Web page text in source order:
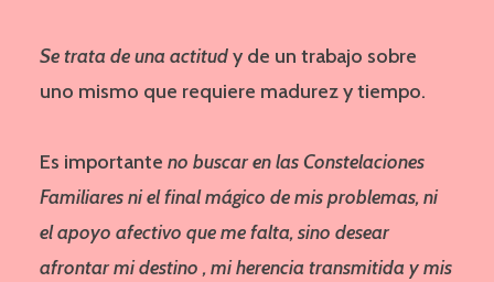
Se trata de una actitudy de un trabajo sobre
uno mismo que requiere madurez y tiempo.
Es importante no buscar en las Constelaciones
Familiares ni el final mágico de mis problemas, ni
el apoyo afectivo que me falta, sino desear
afrontar mi destino , mi herencia transmitida y mis